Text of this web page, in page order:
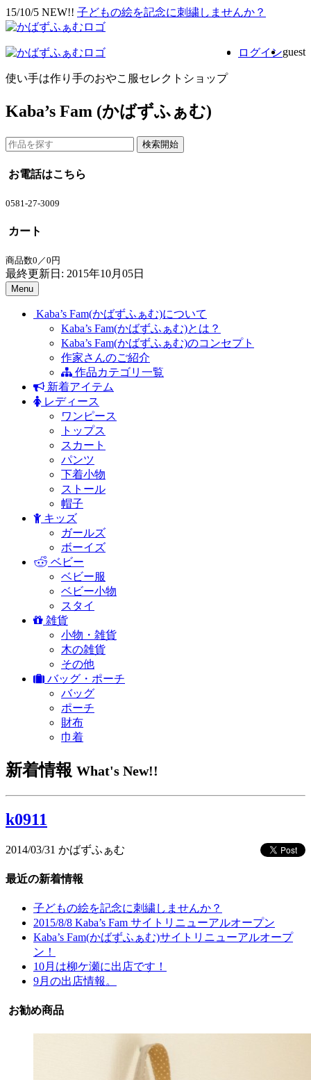
15/10/5 NEW!! 子どもの絵を記念に刺繍しませんか？
guest
ログイン
使い手は作り手のおやこ服セレクトショップ
Kaba’s Fam (かばずふぁむ)
お電話はこちら
0581-27-3009
カート
商品数0／0円
最終更新日: 2015年10月05日
Menu
Kaba’s Fam(かばずふぁむ)について
Kaba’s Fam(かばずふぁむ)とは？
Kaba’s Fam(かばずふぁむ)のコンセプト
作家さんのご紹介
作品カテゴリ一覧
新着アイテム
レディース
ワンピース
トップス
スカート
パンツ
下着小物
ストール
帽子
キッズ
ガールズ
ボーイズ
ベビー
ベビー服
ベビー小物
スタイ
雑貨
小物・雑貨
木の雑貨
その他
バッグ・ポーチ
バッグ
ポーチ
財布
巾着
新着情報 What's New!!
k0911
2014/03/31 かばずふぁむ
最近の新着情報
子どもの絵を記念に刺繍しませんか？
2015/8/8 Kaba’s Fam サイトリニューアルオープン
Kaba’s Fam(かばずふぁむ)サイトリニューアルオープ
ン！
10月は柳ケ瀬に出店です！
9月の出店情報。
お勧め商品